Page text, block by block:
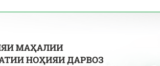
МАҲАЛИИ
НОҲИЯИ ДАРВОЗ